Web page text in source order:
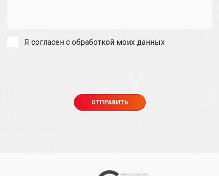
Я согласен с обработкой моих данных